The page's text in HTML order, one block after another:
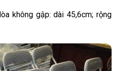
không gập: dài 45,6cm; rộng